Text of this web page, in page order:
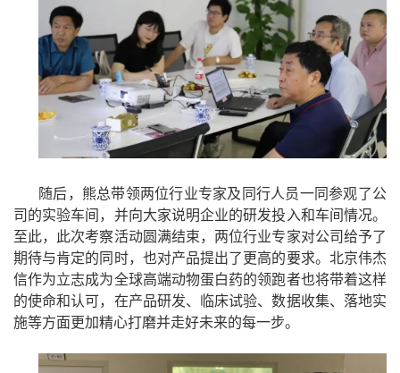
随后，熊总带领两位行业专家及同行人员一同参观了公
司的实验车间，并向大家说明企业的研发投入和车间情况。
至此，此次考察活动圆满结束，两位行业专家对公司给予了
期待与肯定的同时，也对产品提出了更高的要求。北京伟杰
信作为立志成为全球高端动物蛋白药的领跑者也将带着这样
的使命和认可，在产品研发、临床试验、数据收集、落地实
施等方面更加精心打磨并走好未来的每一步。